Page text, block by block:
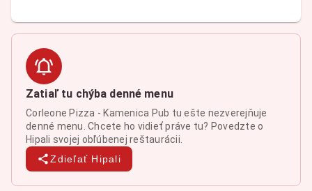
Zatiaľ tu chýba denné menu
Corleone Pizza - Kamenica Pub tu ešte nezverejňuje
denné menu. Chcete ho vidieť práve tu? Povedzte o
Hipali svojej obľúbenej reštaurácii.
Zdieľať Hipali